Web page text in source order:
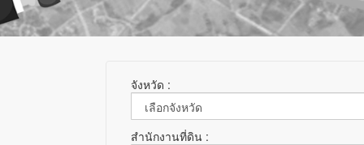
จังหวัด :
สำนักงานที่ดิน :